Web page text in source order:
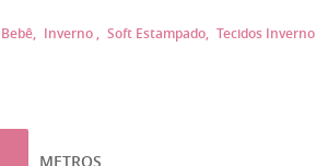
Inverno Soft Estampado
Tecidos Inverno
METROS